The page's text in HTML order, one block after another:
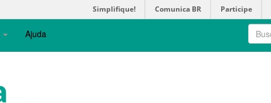
Simplifique! Comunica BR Participe
Ajuda